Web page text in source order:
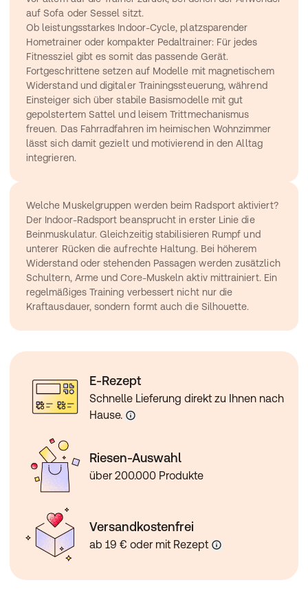
auf Sofa oder Sessel sitzt.
Ob leistungsstarkes Indoor-Cycle, platzsparender
Hometrainer oder kompakter Pedaltrainer: Für jedes
Fitnessziel gibt es somit das passende Gerät.
Fortgeschrittene setzen auf Modelle mit magnetischem
Widerstand und digitaler Trainingssteuerung, während
Einsteiger sich über stabile Basismodelle mit gut
gepolstertem Sattel und leisem Trittmechanismus
freuen. Das Fahrradfahren im heimischen Wohnzimmer
lässt sich damit gezielt und motivierend in den Alltag
integrieren.
Welche Muskelgruppen werden beim Radsport aktiviert?
Der Indoor-Radsport beansprucht in erster Linie die
Beinmuskulatur. Gleichzeitig stabilisieren Rumpf und
unterer Rücken die aufrechte Haltung. Bei höherem
Widerstand oder stehenden Passagen werden zusätzlich
Schultern, Arme und Core-Muskeln aktiv mittrainiert. Ein
regelmäßiges Training verbessert nicht nur die
Kraftausdauer, sondern formt auch die Silhouette.
E-Rezept
Schnelle Lieferung direkt zu Ihnen nach
Hause.
Riesen-Auswahl
über 200.000 Produkte
Versandkostenfrei
ab 19 € oder mit Rezept